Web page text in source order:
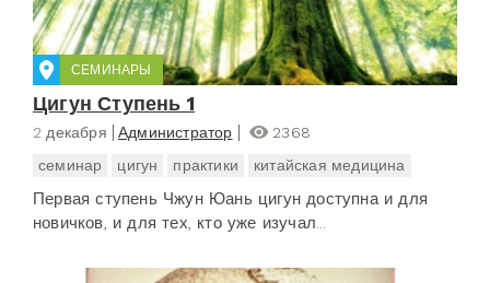
СЕМИНАРЫ
Цигун Ступень 1
2 декабря Администратор
2368
семинар
цигун практики китайская медицина
Первая ступень Чжун Юань цигун доступна и для
новичков, и для тех, кто уже изучал...